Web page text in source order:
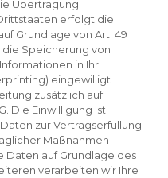
Übertragung
erfolgt die
Grundlage von Art. 49
die Speicherung von
in Ihr
eingewilligt
zusätzlich auf
Die Einwilligung ist
zur Vertragserfüllung
Maßnahmen
Daten auf Grundlage des
verarbeiten wir Ihre